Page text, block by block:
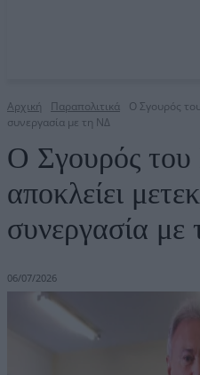
Αρχική Παραπολιτικά
Ο Σγουρός
συνεργασία με τη ΝΔ
Ο Σγουρός
αποκλείει
συνεργασία
06/07/2026